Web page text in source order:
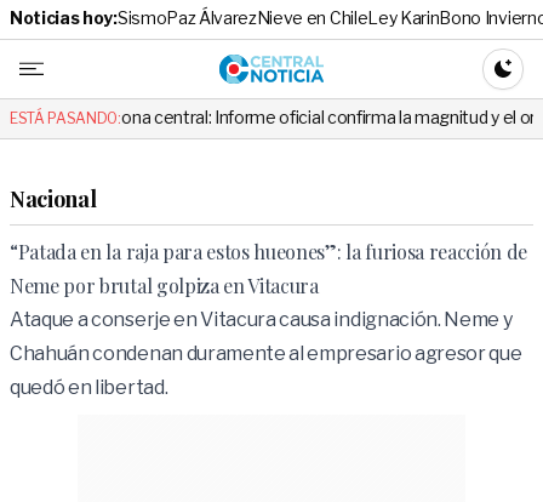
Noticias hoy:SismoPaz ÁlvarezNieve en ChileLey KarinBono
Central
ESTÁ PASANDO:
central: Informe oficial confirma la magnitud y el origen del temblor
Nacional
“Patada en la raja para estos hueones”: la furiosa reacción de
Neme por brutal golpiza en Vitacura
Ataque a conserje en Vitacura causa indignación. Neme y
Chahuán condenan duramente al empresario agresor que
quedó en libertad.